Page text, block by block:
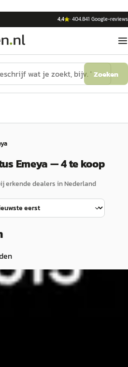
4,4 ·404.841 Google-reviews
Zoeken
Emeya — 4 te koop
erkende dealers in Nederland